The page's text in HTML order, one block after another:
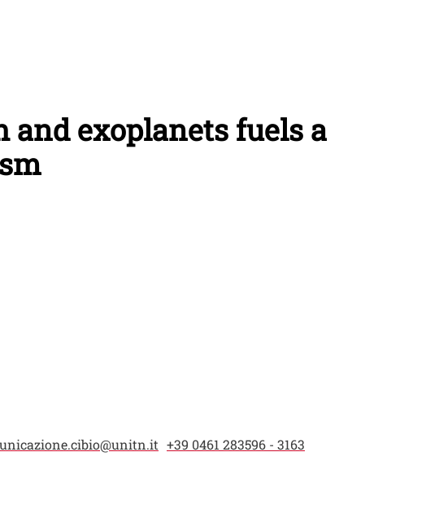
exoplanets fuels a
+39 0461 283596 - 3163